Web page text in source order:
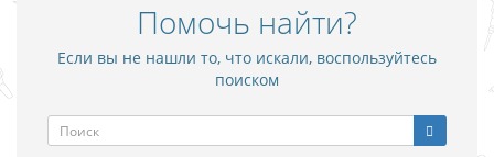
Помочь найти?
Если вы не нашли то, что искали, воспользуйтесь
поиском